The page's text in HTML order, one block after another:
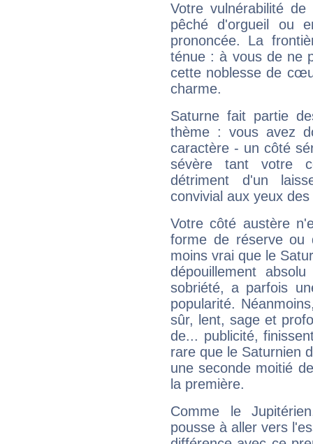
Votre vulnérabilité
pêché d'orgueil ou
prononcée. La
ténue : à vous de ne
cette noblesse de
charme.
Saturne fait partie
thème : vous avez
caractère - un côté
sévère tant votre
détriment d'un
convivial aux yeux
Votre côté austère
forme de réserve
moins vrai que le
dépouillement
sobriété, a parfois
popularité.
sûr, lent, sage et
de... publicité,
rare que le Saturnien
une seconde moitié
la première.
Comme le
pousse à aller vers